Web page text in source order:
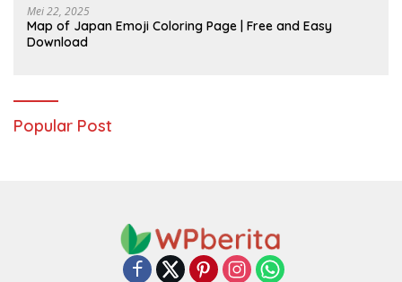
Mei 22, 2025
Map of Japan Emoji Coloring Page | Free and Easy
Download
Popular Post